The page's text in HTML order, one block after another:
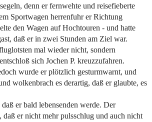
denn er fernwehte und reisefieberte
Sportwagen herrenfuhr er Richtung
den Wagen auf Hochtouren - und hatte
daß er in zwei Stunden am Ziel war.
mal wieder nicht, sondern
sich Jochen P. kreuzzufahren.
wurde er plötzlich gesturmwarnt, und
wolkenbrach es derartig, daß er glaubte, es
daß er bald lebensenden werde. Der
daß er nicht mehr pulsschlug und auch nicht